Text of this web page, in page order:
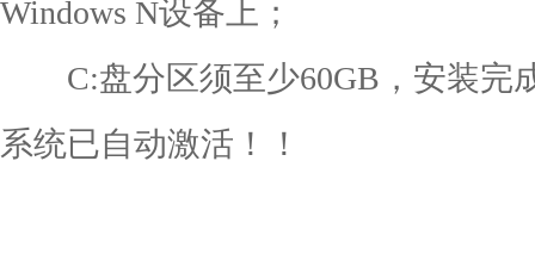
Windows N设备上；
C:盘分区须至少60GB，安装完
系统已自动激活！！